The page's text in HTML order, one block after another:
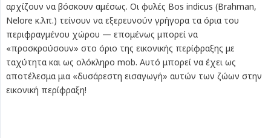
αρχίζουν να βόσκουν αμέσως. Οι φυλές Bos indicus (Brahman,
Nelore κ.λπ.) τείνουν να εξερευνούν γρήγορα τα όρια του
περιφραγμένου χώρου — επομένως μπορεί να
«προσκρούσουν» στο όριο της εικονικής περίφραξης με
ταχύτητα και ως ολόκληρο mob. Αυτό μπορεί να έχει ως
αποτέλεσμα μια «δυσάρεστη εισαγωγή» αυτών των ζώων στην
εικονική περίφραξη!